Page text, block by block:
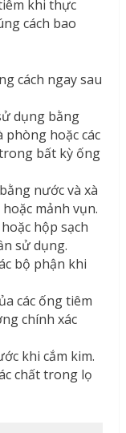
khi thực
cách bao
cách ngay sau
dụng bằng
phòng hoặc các
bất kỳ ống
nước và xà
mảnh vụn.
hộp sạch
sử dụng.
bộ phận khi
các ống tiêm
chính xác
khi cắm kim.
chất trong lọ